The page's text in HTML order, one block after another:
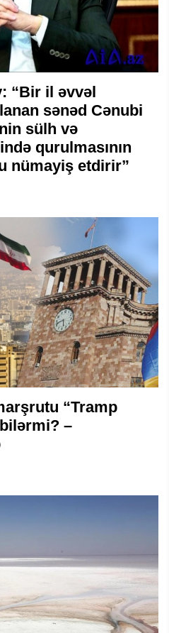
“Bir il əvvəl
sənəd Cənubi
sülh və
qurulmasının
nümayiş etdirir”
“Tramp
–